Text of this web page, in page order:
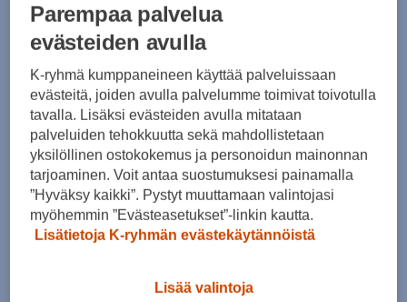
Motorsport liivi
Unisex-mallinen kevyesti topattu POrsche
Motorsport -liivi.
Hinta: 181.60 €
Parempaa palvelua
evästeiden avulla
K-ryhmä kumppaneineen käyttää palveluissaan
evästeitä, joiden avulla palvelumme toimivat toivotulla
tavalla. Lisäksi evästeiden avulla mitataan
palveluiden tehokkuutta sekä mahdollistetaan
yksilöllinen ostokokemus ja personoidun mainonnan
tarjoaminen. Voit antaa suostumuksesi painamalla
”Hyväksy kaikki”. Pystyt muuttamaan valintojasi
myöhemmin ”Evästeasetukset”-linkin kautta.
Lisätietoja K-ryhmän evästekäytännöistä
Lisää valintoja